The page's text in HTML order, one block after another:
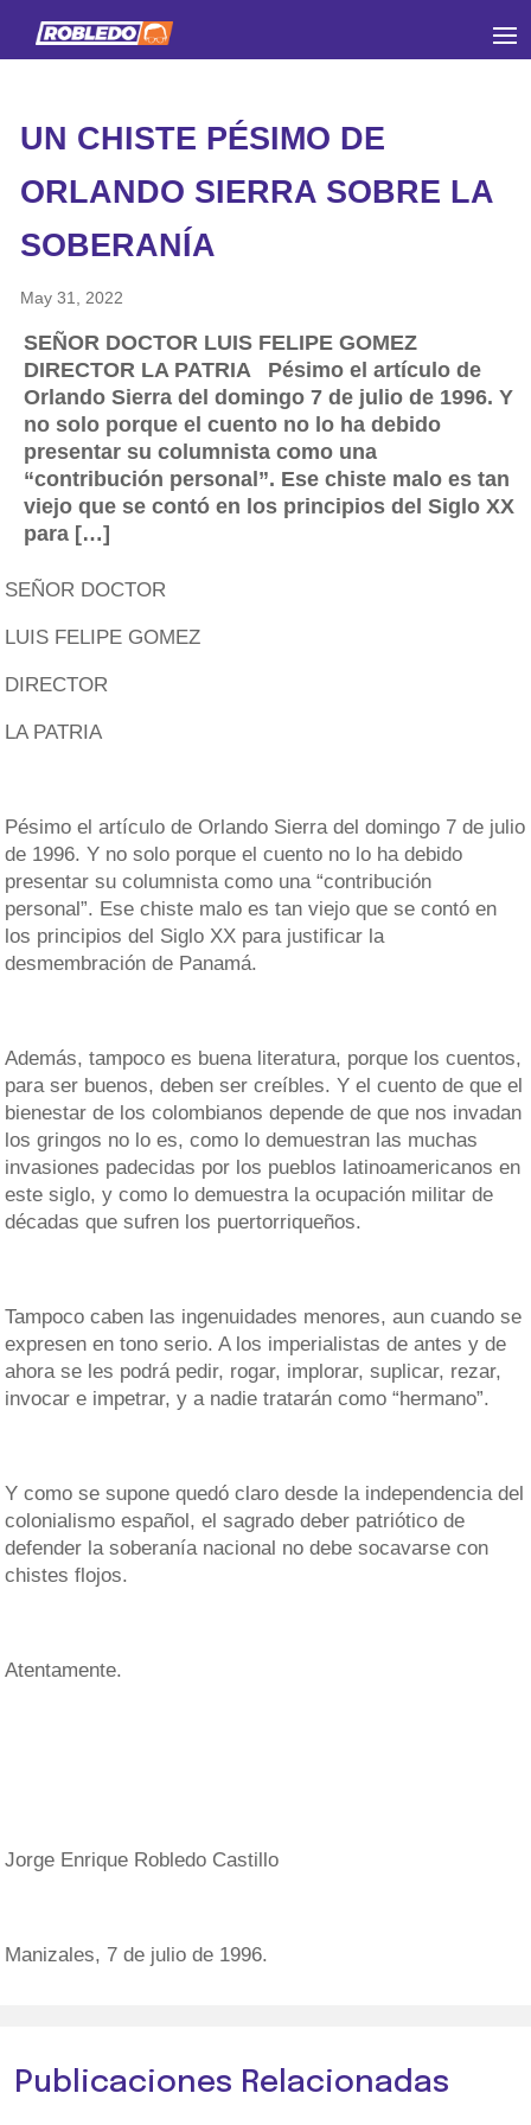
UN CHISTE PÉSIMO DE
ORLANDO SIERRA SOBRE LA
SOBERANÍA
May 31, 2022
SEÑOR DOCTOR LUIS FELIPE GOMEZ
DIRECTOR LA PATRIA Pésimo el artículo de
Orlando Sierra del domingo 7 de julio de 1996. Y
no solo porque el cuento no lo ha debido
presentar su columnista como una
“contribución personal”. Ese chiste malo es tan
viejo que se contó en los principios del Siglo XX
para […]
SEÑOR DOCTOR
LUIS FELIPE GOMEZ
DIRECTOR
LA PATRIA
Pésimo el artículo de Orlando Sierra del domingo 7 de julio
de 1996. Y no solo porque el cuento no lo ha debido
presentar su columnista como una “contribución
personal”. Ese chiste malo es tan viejo que se contó en
los principios del Siglo XX para justificar la
desmembración de Panamá.
Además, tampoco es buena literatura, porque los cuentos,
para ser buenos, deben ser creíbles. Y el cuento de que el
bienestar de los colombianos depende de que nos invadan
los gringos no lo es, como lo demuestran las muchas
invasiones padecidas por los pueblos latinoamericanos en
este siglo, y como lo demuestra la ocupación militar de
décadas que sufren los puertorriqueños.
Tampoco caben las ingenuidades menores, aun cuando se
expresen en tono serio. A los imperialistas de antes y de
ahora se les podrá pedir, rogar, implorar, suplicar, rezar,
invocar e impetrar, y a nadie tratarán como “hermano”.
Y como se supone quedó claro desde la independencia del
colonialismo español, el sagrado deber patriótico de
defender la soberanía nacional no debe socavarse con
chistes flojos.
Atentamente.
Jorge Enrique Robledo Castillo
Manizales, 7 de julio de 1996.
Publicaciones Relacionadas